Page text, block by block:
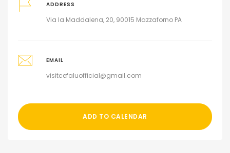
ADDRESS
Via la Maddalena, 20, 90015 Mazzaforno PA
EMAIL
visitcefaluofficial@gmail.com
ADD TO CALENDAR